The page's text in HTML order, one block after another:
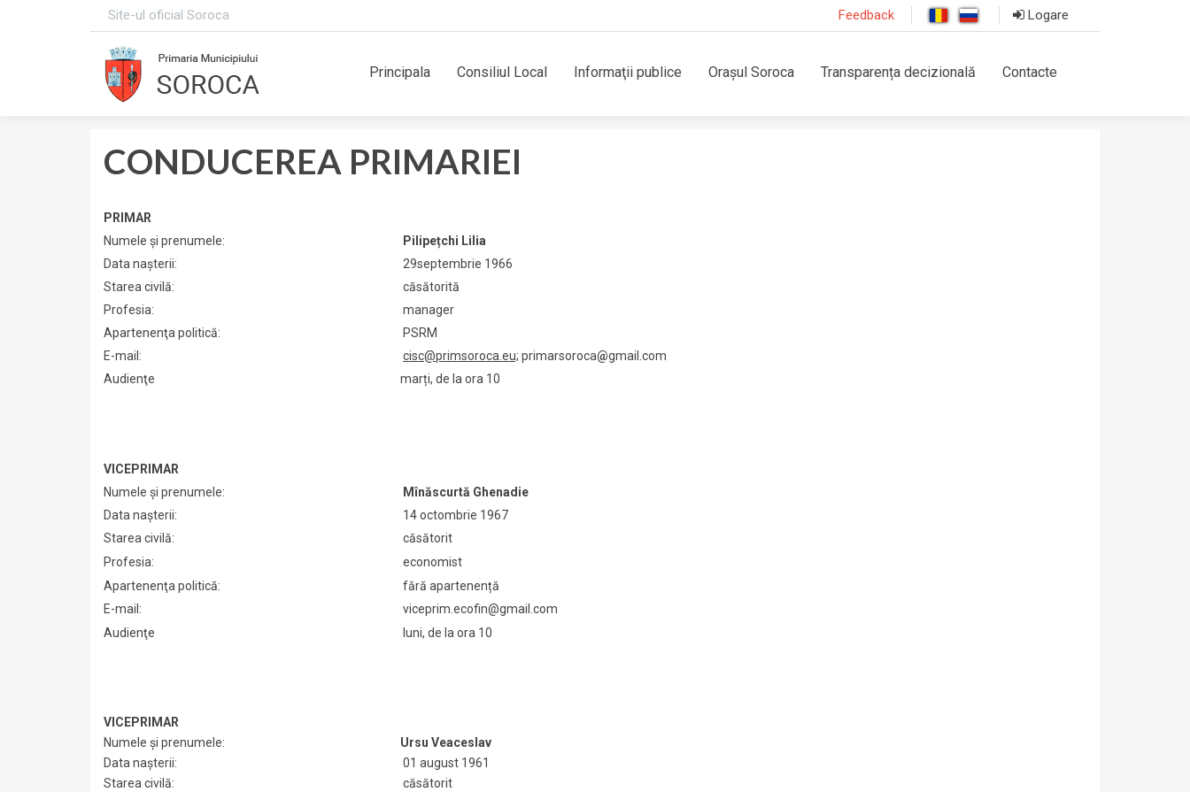
Site-ul oficial Soroca Feedback Logare
Principala Consiliul Local Informaţii publice Orașul Soroca Transparența decizională Contacte
CONDUCEREA PRIMARIEI
PRIMAR
Numele şi prenumele:
Pilipețchi Lilia
Data naşterii:
29septembrie 1966
Starea civilă:
căsătorită
Profesia:
manager
Apartenenţa politică:
PSRM
E-mail:
cisc@primsoroca.eu; primarsoroca@gmail.com
Audienţe
marți, de la ora 10
VICEPRIMAR
Numele şi prenumele:
Mînăscurtă Ghenadie
Data naşterii:
14 octombrie 1967
Starea civilă:
căsătorit
Profesia:
economist
Apartenenţa politică:
fără apartenență
E-mail:
viceprim.ecofin@gmail.com
Audienţe
luni, de la ora 10
VICEPRIMAR
Numele şi prenumele:
Ursu Veaceslav
Data naşterii:
01 august 1961
Starea civilă:
căsătorit